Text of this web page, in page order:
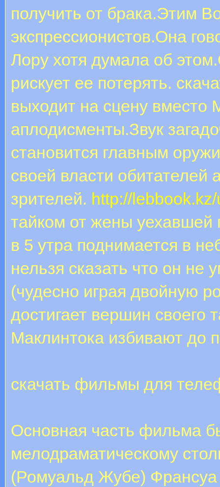
получить от брака.Этим
экспрессионистов.Она
Лору хотя думала об
рискует ее потерять.
выходит на сцену вместо
аплодисменты.Звук
становится главным
своей власти обитателей
зрителей. http://
тайком от жены
в 5 утра поднимается в
нельзя сказать что он не
(чудесно играя двойную
достигает вершин своего
Маклинтока избивают до
скачать фильмы для
Основная часть фильма
мелодраматическому
(Ромуальд Жубе)